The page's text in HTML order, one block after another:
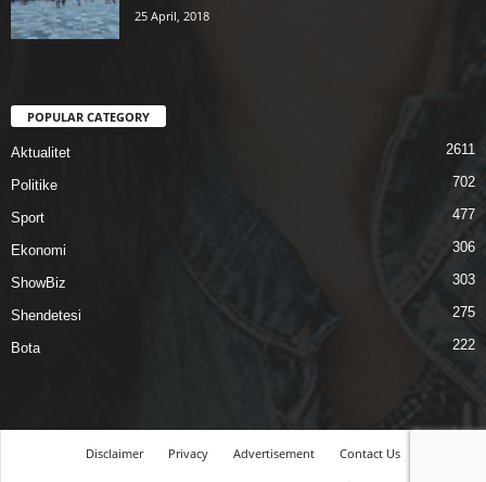
25 April, 2018
POPULAR CATEGORY
Aktualitet 2611
Politike 702
Sport 477
Ekonomi 306
ShowBiz 303
Shendetesi 275
Bota 222
Disclaimer Privacy Advertisement
Contact Us